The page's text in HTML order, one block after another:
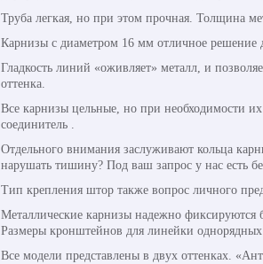
Труба легкая, но при этом прочная. Толщина
Карнизы с диаметром 16 мм отличное решение
Гладкость линий «оживляет» металл, и
оттенка.
Все карнизы цельные, но при необходимости
соединитель .
Отдельного внимания заслуживают кольца
нарушать тишину? Под ваш запрос у нас есть
Тип крепления штор также вопрос личного
Металлические карнизы надежно
Размеры кронштейнов для линейки
Все модели представлены в двух оттенках.